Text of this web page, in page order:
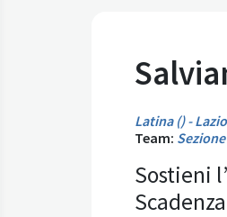
Latina () - Lazio
Team:
Sostieni